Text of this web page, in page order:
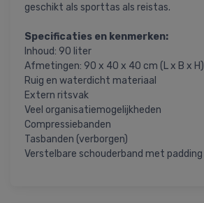
geschikt als sporttas als reistas.
Specificaties en kenmerken:
Inhoud: 90 liter
Afmetingen: 90 x 40 x 40 cm (L x B x H)
Ruig en waterdicht materiaal
Extern ritsvak
Veel organisatiemogelijkheden
Compressiebanden
Tasbanden (verborgen)
Verstelbare schouderband met padding